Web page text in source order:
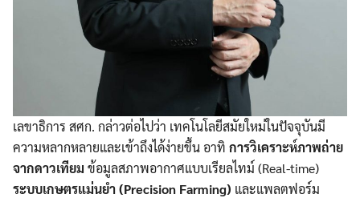
เลขาธิการ สศก. กล่าวต่อไปว่า เทคโนโลยีสมัยใหม่ในปัจจุบันมี
ความหลากหลายและเข้าถึงได้ง่ายขึ้น อาทิ การวิเคราะห์ภาพถ่าย
จากดาวเทียม ข้อมูลสภาพอากาศแบบเรียลไทม์ (Real-time)
ระบบเกษตรแม่นยำ (Precision Farming) และแพลตฟอร์ม